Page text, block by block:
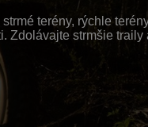
terény, rýchle
Zdolávajte strmšie traily